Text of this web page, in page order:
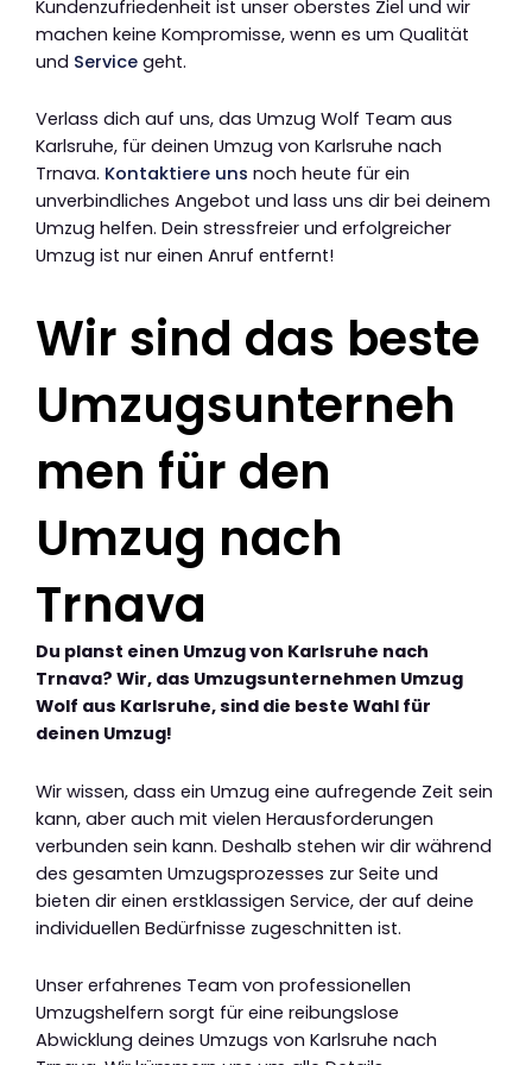
Kundenzufriedenheit ist unser oberstes Ziel und wir
machen keine Kompromisse, wenn es um Qualität
und Service geht.
Verlass dich auf uns, das Umzug Wolf Team aus
Karlsruhe, für deinen Umzug von Karlsruhe nach
Trnava. Kontaktiere uns noch heute für ein
unverbindliches Angebot und lass uns dir bei deinem
Umzug helfen. Dein stressfreier und erfolgreicher
Umzug ist nur einen Anruf entfernt!
Wir sind das beste
Umzugsunterneh
men für den
Umzug nach
Trnava
Du planst einen Umzug von Karlsruhe nach
Trnava? Wir, das Umzugsunternehmen Umzug
Wolf aus Karlsruhe, sind die beste Wahl für
deinen Umzug!
Wir wissen, dass ein Umzug eine aufregende Zeit sein
kann, aber auch mit vielen Herausforderungen
verbunden sein kann. Deshalb stehen wir dir während
des gesamten Umzugsprozesses zur Seite und
bieten dir einen erstklassigen Service, der auf deine
individuellen Bedürfnisse zugeschnitten ist.
Unser erfahrenes Team von professionellen
Umzugshelfern sorgt für eine reibungslose
Abwicklung deines Umzugs von Karlsruhe nach